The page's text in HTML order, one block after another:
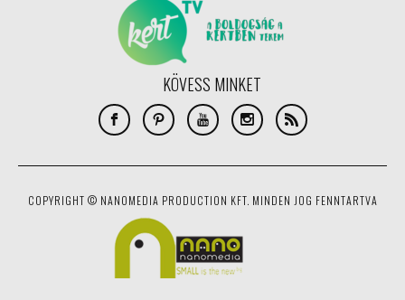
KÖVESS MINKET
COPYRIGHT © NANOMEDIA PRODUCTION KFT. MINDEN JOG FENNTARTVA